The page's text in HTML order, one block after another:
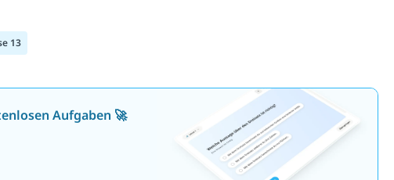
13
Aufgaben 🚀